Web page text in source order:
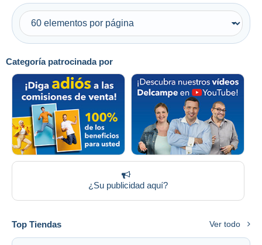
Categoría patrocinada por
¿Su publicidad aquí?
Top Tiendas Ver todo